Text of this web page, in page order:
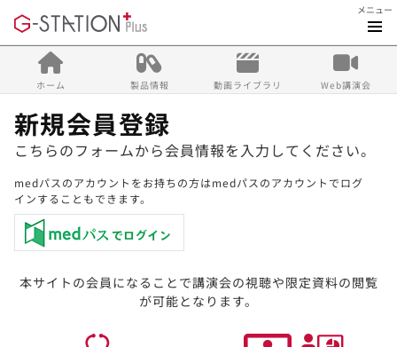
メニュー
ホーム 製品情報 動画ライブラリ Web講演会
新規会員登録
こちらのフォームから会員情報を入力してください。
medパスのアカウントをお持ちの方はmedパスのアカウントでログ
インすることもできます。
本サイトの会員になることで講演会の視聴や限定資料の閲覧
が可能となります。